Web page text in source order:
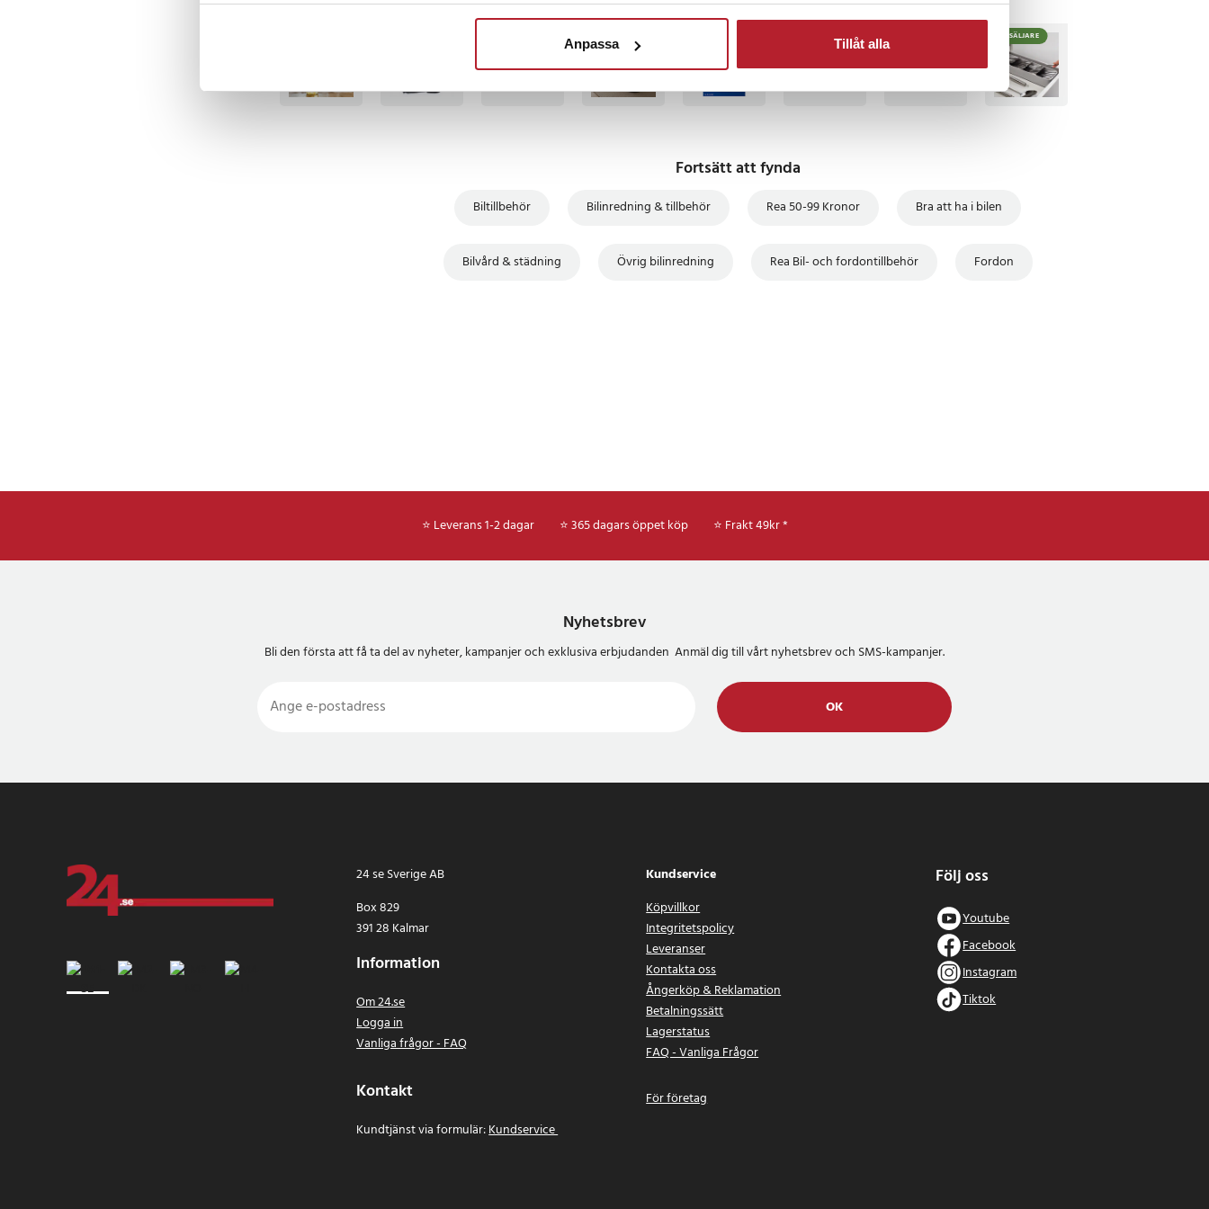
Anpassa Tillåt alla
BÄSTSÄLJARE BÄSTSÄLJARE
Fortsätt att fynda
Biltillbehör Bilinredning & tillbehör Rea 50-99 Kronor Bra att ha i bilen
Bilvård & städning Övrig bilinredning Rea Bil- och fordontillbehör Fordon
⭐ Leverans 1-2 dagar ⭐ 365 dagars öppet köp ⭐ Frakt 49kr *
Nyhetsbrev
Bli den första att få ta del av nyheter, kampanjer och exklusiva erbjudanden Anmäl dig till vårt nyhetsbrev och SMS-kampanjer.
OK
24 se Sverige AB
Box 829
391 28 Kalmar
Information
Om 24.se
Logga in
Vanliga frågor - FAQ
Kontakt
Kundtjänst via formulär:Kundservice
Kundservice
Köpvillkor
Integritetspolicy
Leveranser
Kontakta oss
Ångerköp & Reklamation
Betalningssätt
Lagerstatus
FAQ - Vanliga Frågor
För företag
Följ oss
Youtube
Facebook
Instagram
Tiktok